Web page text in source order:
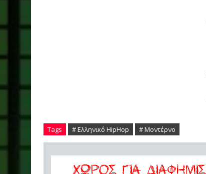
Tags # Ελληνικό HipHop # Μοντέρνο